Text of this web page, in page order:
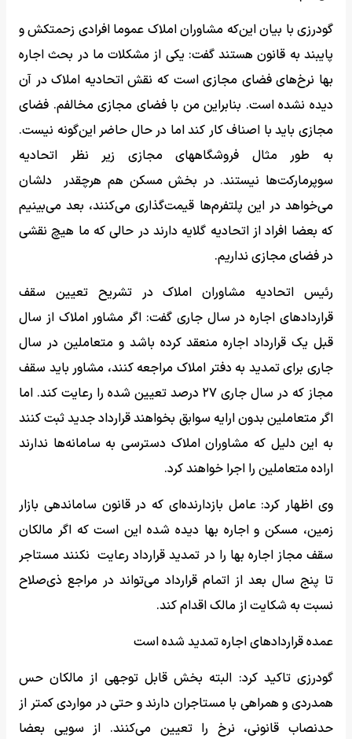
گودرزی با بیان این‌که مشاوران املاک عموما افرادی زحمتکش و
پایبند به قانون هستند گفت: یکی از مشکلات ما در بحث اجاره
بها نرخ‌های فضای مجازی است که نقش اتحادیه املاک در آن
دیده نشده است. بنابراین من با فضای مجازی مخالفم. فضای
مجازی باید با اصناف کار کند اما در حال حاضر این‌گونه نیست.
به طور مثال فروشگاههای مجازی زیر نظر اتحادیه
سوپرمارکت‌ها نیستند. در بخش مسکن هم هرچقدر دلشان
می‌خواهد در این پلتفرم‌ها قیمت‌گذاری می‌کنند، بعد می‌بینیم
که بعضا افراد از اتحادیه گلایه دارند در حالی که ما هیچ نقشی
در فضای مجازی نداریم.
رئیس اتحادیه مشاوران املاک در تشریح تعیین سقف
قراردادهای اجاره در سال جاری گفت: اگر مشاور املاک از سال
قبل یک قرارداد اجاره منعقد کرده باشد و متعاملین در سال
جاری برای تمدید به دفتر املاک مراجعه کنند، مشاور باید سقف
مجاز که در سال جاری ۲۷ درصد تعیین شده را رعایت کند. اما
اگر متعاملین بدون ارایه سوابق بخواهند قرارداد جدید ثبت کنند
به این دلیل که مشاوران املاک دسترسی به سامانه‌ها ندارند
اراده متعاملین را اجرا خواهند کرد.
وی اظهار کرد: عامل بازدارنده‌ای که در قانون ساماندهی بازار
زمین، مسکن و اجاره بها دیده شده این است که اگر مالکان
سقف مجاز اجاره بها را در تمدید قرارداد رعایت نکنند مستاجر
تا پنج سال بعد از اتمام قرارداد می‌تواند در مراجع ذی‌صلاح
نسبت به شکایت از مالک اقدام کند.
عمده قراردادهای اجاره تمدید شده است
گودرزی تاکید کرد: البته بخش قابل توجهی از مالکان حس
همدردی و همراهی با مستاجران دارند و حتی در مواردی کمتر از
حدنصاب قانونی، نرخ را تعیین می‌کنند. از سویی بعضا